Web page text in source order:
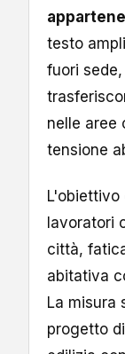
testo
fuori
nelle aree
tensione
L'obiettivo
lavoratori
città,
abitativa
La misura
progetto